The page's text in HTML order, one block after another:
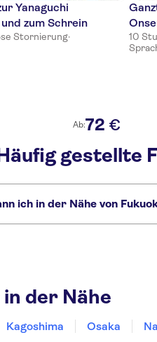
Yanaguchi
zum Schrein
Stornierung·
Ab:72 €
10
gestellte
ich in der Nähe von
in der Nähe
Kagoshima Osaka